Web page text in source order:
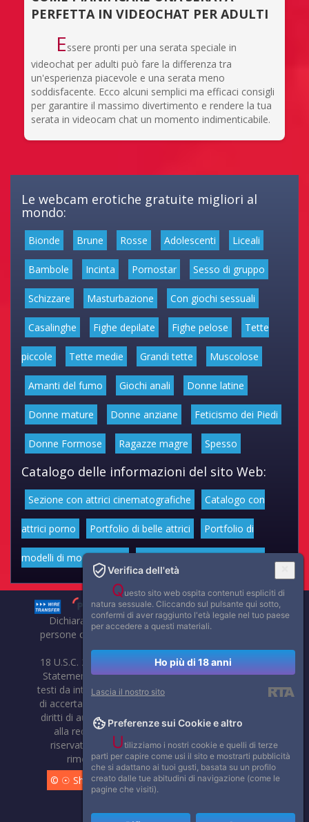
PERFETTA IN VIDEOCHAT PER ADULTI
Essere pronti per una serata speciale in
videochat per adulti può fare la differenza tra
un'esperienza piacevole e una serata meno
soddisfacente. Ecco alcuni semplici ma efficaci consigli
per garantire il massimo divertimento e rendere la tua
serata in videocam chat un momento indimenticabile.
Le webcam erotiche gratuite migliori al
mondo:
Bionde Brune Rosse Adolescenti Liceali
Bambole Incinta Pornostar Sesso di gruppo
Schizzare Masturbazione Con giochi sessuali
Casalinghe Fighe depilate Fighe pelose Tette
piccole Tette medie Grandi tette Muscolose
Amanti del fumo Giochi anali Donne latine
Donne mature Donne anziane Feticismo dei Piedi
Donne Formose Ragazze magre Spesso
Catalogo delle informazioni del sito Web:
Sezione con attrici cinematografiche Catalogo con
attrici porno Portfolio di belle attrici Portfolio di
modelli di moda volgari Affascinanti star dello sport
Dichiarazione di non responsabilità: tutti i membri e le
persone che compaiono su questo sito hanno almeno 18
anni.
18 U.S.C. 2257 Record-Keeping Requirements Compliance
Statement. Affaritaliani, prima di pubblicare foto, video o
testi da internet, compie tutte le opportune verifiche al fine
di accertarne il libero regime di circolazione e non violare i
diritti di autore o altri diritti esclusivi di terzi. Per segnalare
alla redazione eventuali errori nell'uso del materiale
riservato, scriveteci: provvederemo prontamente alla
rimozione del materiale lesivo di diritti di terzi.
© ☉ Show di Sesso VivoCam. 2014 - 2026. Tutti i diritti
Verifica dell'età
Questo sito web ospita contenuti espliciti di
natura sessuale. Cliccando sul pulsante qui sotto,
confermi di aver raggiunto l'età legale nel tuo paese
per accedere a questi materiali.
Ho più di 18 anni
Lascia il nostro sito
Preferenze sui Cookie e altro
Utilizziamo i nostri cookie e quelli di terze
parti per capire come usi il sito e mostrarti pubblicità
che si adattano ai tuoi gusti, basata su un profilo
creato dalle tue abitudini di navigazione (come le
pagine che visiti).